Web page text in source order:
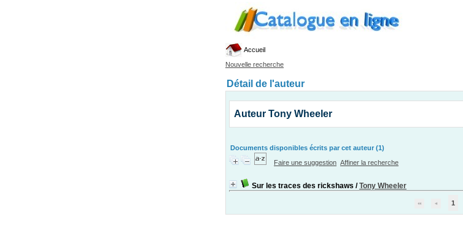
Accueil
Nouvelle recherche
Détail de l'auteur
Auteur Tony Wheeler
Documents disponibles écrits par cet auteur (1)
Faire une suggestion Affiner la recherche
Sur les traces des rickshaws /Tony Wheeler
1